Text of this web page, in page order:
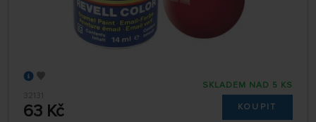
32131
63 Kč
SKLADEM NAD 5 KS
KOUPIT